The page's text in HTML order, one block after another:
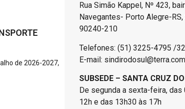
de 2026-2027,
Rua Simão Kappel, Nº 423,
Navegantes- Porto Alegre-RS,
90240-210
Telefones: (51) 3225-4795 /
E-mail:
SUBSEDE – SANTA CRUZ
De segunda a sexta-feira, das
12h e das 13h30 às 17h